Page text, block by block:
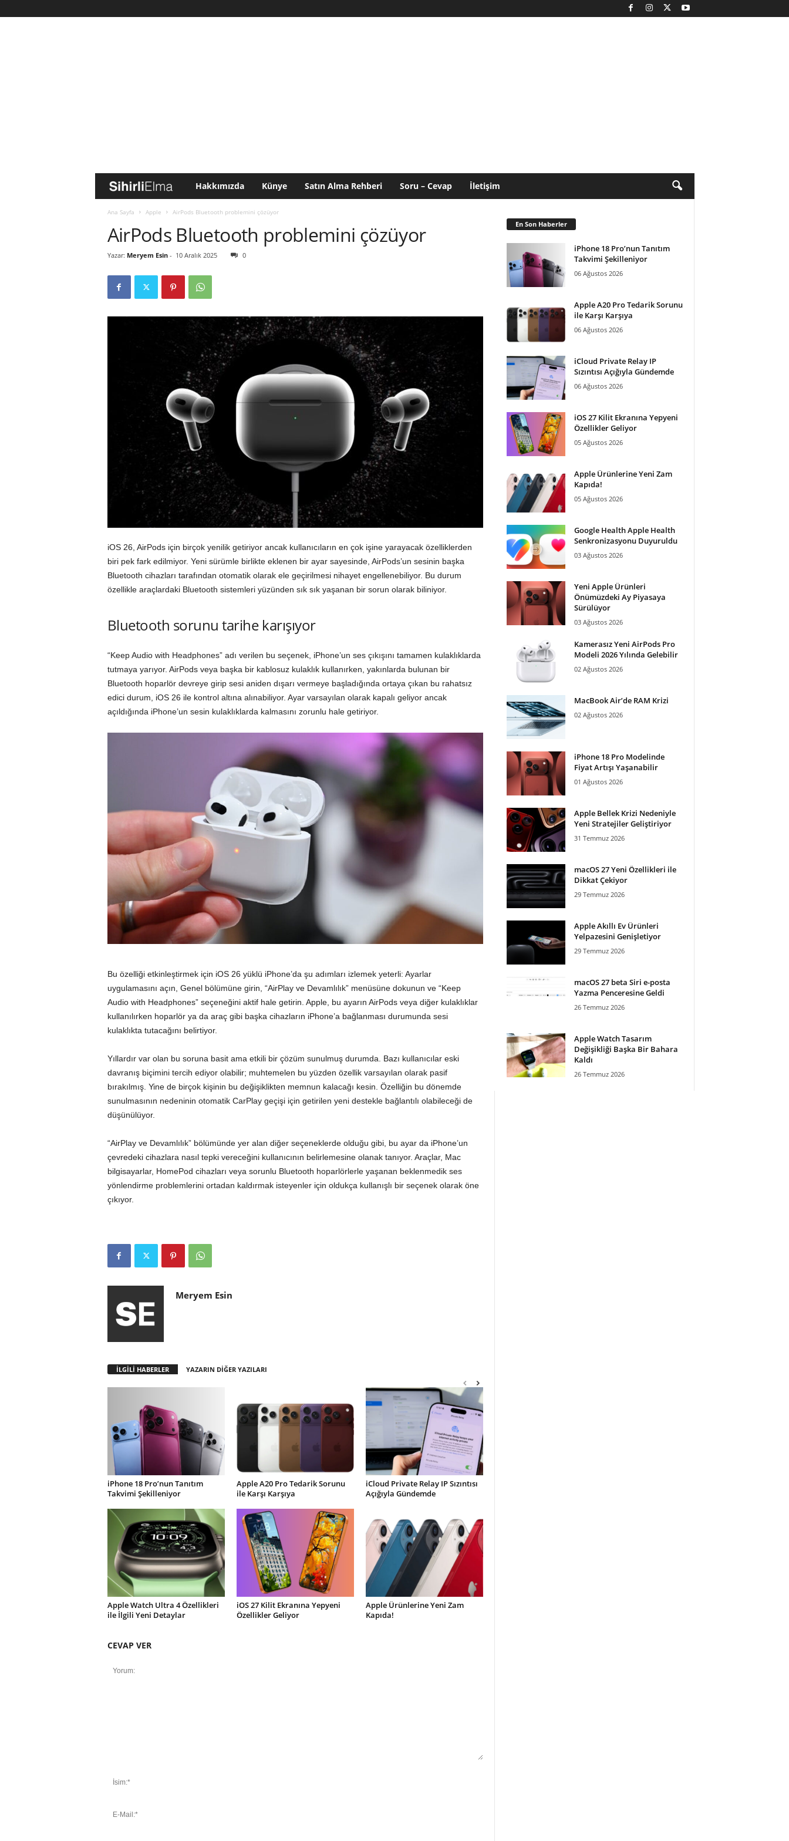
i
h
l
l
m
a
Hakkımızda Künye Satın Alma Rehberi Soru – Cevap İletişim
Ana Sayfa Apple AirPods Bluetooth problemini çözüyor
AirPods Bluetooth problemini çözüyor
Yazar: Meryem Esin- 10 Aralık 2025 0
iOS 26, AirPods için birçok yenilik getiriyor ancak kullanıcıların en çok işine yarayacak özelliklerden
biri pek fark edilmiyor. Yeni sürümle birlikte eklenen bir ayar sayesinde, AirPods’un sesinin başka
Bluetooth cihazları tarafından otomatik olarak ele geçirilmesi nihayet engellenebiliyor. Bu durum
özellikle araçlardaki Bluetooth sistemleri yüzünden sık sık yaşanan bir sorun olarak biliniyor.
Bluetooth sorunu tarihe karışıyor
“Keep Audio with Headphones” adı verilen bu seçenek, iPhone’un ses çıkışını tamamen kulaklıklarda
tutmaya yarıyor. AirPods veya başka bir kablosuz kulaklık kullanırken, yakınlarda bulunan bir
Bluetooth hoparlör devreye girip sesi aniden dışarı vermeye başladığında ortaya çıkan bu rahatsız
edici durum, iOS 26 ile kontrol altına alınabiliyor. Ayar varsayılan olarak kapalı geliyor ancak
açıldığında iPhone’un sesin kulaklıklarda kalmasını zorunlu hale getiriyor.
Bu özelliği etkinleştirmek için iOS 26 yüklü iPhone’da şu adımları izlemek yeterli: Ayarlar
uygulamasını açın, Genel bölümüne girin, “AirPlay ve Devamlılık” menüsüne dokunun ve “Keep
Audio with Headphones” seçeneğini aktif hale getirin. Apple, bu ayarın AirPods veya diğer kulaklıklar
kullanılırken hoparlör ya da araç gibi başka cihazların iPhone’a bağlanması durumunda sesi
kulaklıkta tutacağını belirtiyor.
Yıllardır var olan bu soruna basit ama etkili bir çözüm sunulmuş durumda. Bazı kullanıcılar eski
davranış biçimini tercih ediyor olabilir; muhtemelen bu yüzden özellik varsayılan olarak pasif
bırakılmış. Yine de birçok kişinin bu değişiklikten memnun kalacağı kesin. Özelliğin bu dönemde
sunulmasının nedeninin otomatik CarPlay geçişi için getirilen yeni destekle bağlantılı olabileceği de
düşünülüyor.
“AirPlay ve Devamlılık” bölümünde yer alan diğer seçeneklerde olduğu gibi, bu ayar da iPhone’un
çevredeki cihazlara nasıl tepki vereceğini kullanıcının belirlemesine olanak tanıyor. Araçlar, Mac
bilgisayarlar, HomePod cihazları veya sorunlu Bluetooth hoparlörlerle yaşanan beklenmedik ses
yönlendirme problemlerini ortadan kaldırmak isteyenler için oldukça kullanışlı bir seçenek olarak öne
çıkıyor.
Meryem Esin
İLGİLİ HABERLER YAZARIN DİĞER YAZILARI
iPhone 18 Pro’nun Tanıtım
Takvimi Şekilleniyor
Apple A20 Pro Tedarik Sorunu
ile Karşı Karşıya
iCloud Private Relay IP Sızıntısı
Açığıyla Gündemde
Apple Watch Ultra 4 Özellikleri
ile İlgili Yeni Detaylar
iOS 27 Kilit Ekranına Yepyeni
Özellikler Geliyor
Apple Ürünlerine Yeni Zam
Kapıda!
CEVAP VER
En Son Haberler
iPhone 18 Pro’nun Tanıtım
Takvimi Şekilleniyor
06 Ağustos 2026
Apple A20 Pro Tedarik Sorunu
ile Karşı Karşıya
06 Ağustos 2026
iCloud Private Relay IP
Sızıntısı Açığıyla Gündemde
06 Ağustos 2026
iOS 27 Kilit Ekranına Yepyeni
Özellikler Geliyor
05 Ağustos 2026
Apple Ürünlerine Yeni Zam
Kapıda!
05 Ağustos 2026
Google Health Apple Health
Senkronizasyonu Duyuruldu
03 Ağustos 2026
Yeni Apple Ürünleri
Önümüzdeki Ay Piyasaya
Sürülüyor
03 Ağustos 2026
Kamerasız Yeni AirPods Pro
Modeli 2026 Yılında Gelebilir
02 Ağustos 2026
MacBook Air’de RAM Krizi
02 Ağustos 2026
iPhone 18 Pro Modelinde
Fiyat Artışı Yaşanabilir
01 Ağustos 2026
Apple Bellek Krizi Nedeniyle
Yeni Stratejiler Geliştiriyor
31 Temmuz 2026
macOS 27 Yeni Özellikleri ile
Dikkat Çekiyor
29 Temmuz 2026
Apple Akıllı Ev Ürünleri
Yelpazesini Genişletiyor
29 Temmuz 2026
macOS 27 beta Siri e-posta
Yazma Penceresine Geldi
26 Temmuz 2026
Apple Watch Tasarım
Değişikliği Başka Bir Bahara
Kaldı
26 Temmuz 2026